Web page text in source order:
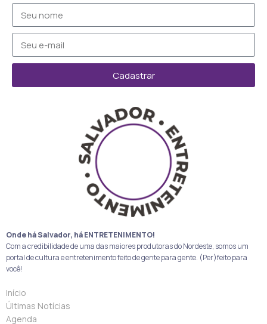
Cadastrar
Onde há Salvador, há ENTRETENIMENTO!
Com a credibilidade de uma das maiores produtoras do Nordeste, somos um
portal de cultura e entretenimento feito de gente para gente. (Per)feito para
você!
Início
Últimas Notícias
Agenda